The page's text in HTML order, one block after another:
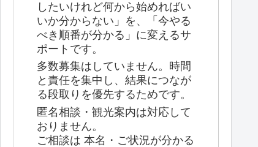
したいけれど何から始めればい
いか分からない」を、「今やる
べき順番が分かる」に変えるサ
ポートです。
多数募集はしていません。時間
と責任を集中し、結果につなが
る段取りを優先するためです。
匿名相談・観光案内は対応して
おりません。
ご相談は 本名・ご状況が分かる